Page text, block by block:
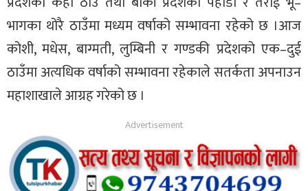
भागका थोरै ठाउँमा मध्यम वर्षाको सम्भावना रहेको छ ।आज
कोशी, मधेस, बाग्मती, लुम्बिनी र गण्डकी प्रदेशको एक–दुई
ठाउँमा अत्यधिक वर्षाको सम्भावना रहेकाले सतर्कता अपनाउन
महाशाखाले आग्रह गरेको छ ।